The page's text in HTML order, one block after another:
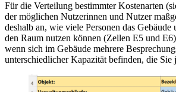
Für die Verteilung bestimmter Kostenarten
der möglichen Nutzerinnen und Nutzer
deshalb an, wie viele Personen das
den Raum nutzen können (Zellen E5 und
wenn sich im Gebäude mehrere
unterschiedlicher Kapazität befinden, die Sie